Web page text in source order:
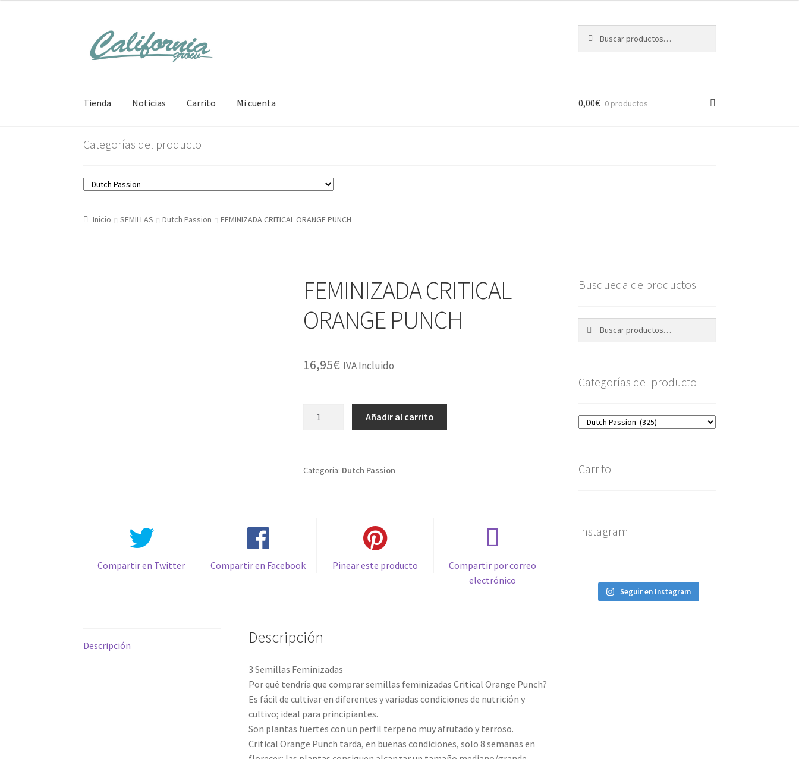
contenido
por:
Tienda Noticias Carrito Mi cuenta 0,00€ 0 productos
Categorías del producto
Inicio SEMILLAS Dutch Passion FEMINIZADA CRITICAL ORANGE PUNCH
FEMINIZADA CRITICAL
ORANGE PUNCH
16,95€ IVA Incluido
cantidad
Añadir al carrito
Categoría: Dutch Passion
Compartir en Twitter Compartir en Facebook Pinear este producto
Compartir por correo
electrónico
Descripción Descripción
3 Semillas Feminizadas
Por qué tendría que comprar semillas feminizadas Critical Orange Punch?
Es fácil de cultivar en diferentes y variadas condiciones de nutrición y
cultivo; ideal para principiantes.
Son plantas fuertes con un perfil terpeno muy afrutado y terroso.
Critical Orange Punch tarda, en buenas condiciones, solo 8 semanas en
Busqueda de productos
Categorías del producto
Carrito
Instagram
Seguir en Instagram